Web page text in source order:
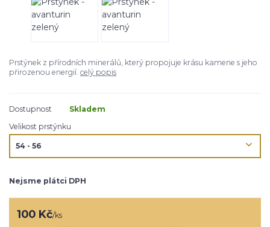
Prstýnek z přírodních minerálů, který propojuje krásu kamene s jeho
přirozenou energií. celý popis
Dostupnost
Skladem
Velikost prstýnku
Nejsme plátci DPH
100 Kč/ks